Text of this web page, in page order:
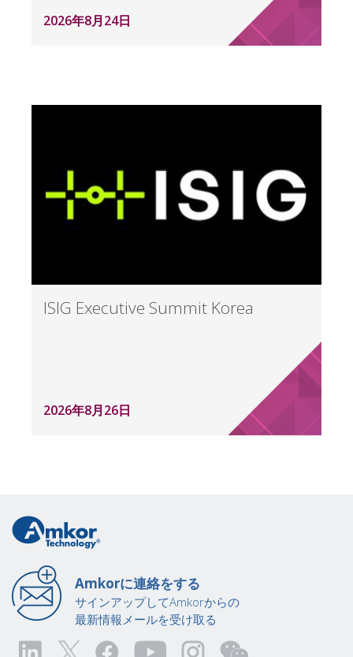
2026年8月24日
ISIG Executive Summit Korea
2026年8月26日
Amkorに連絡をする
サインアップしてAmkorからの
最新情報メールを受け取る